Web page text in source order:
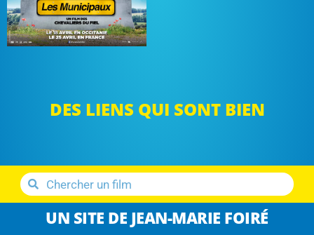
DES LIENS QUI SONT BIEN
UN SITE DE JEAN-MARIE FOIRÉ